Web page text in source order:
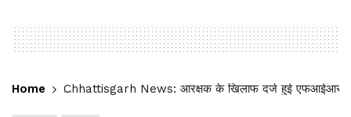
Home Chhattisgarh News: आरक्षक के खिलाफ दर्ज हुई एफआईआर